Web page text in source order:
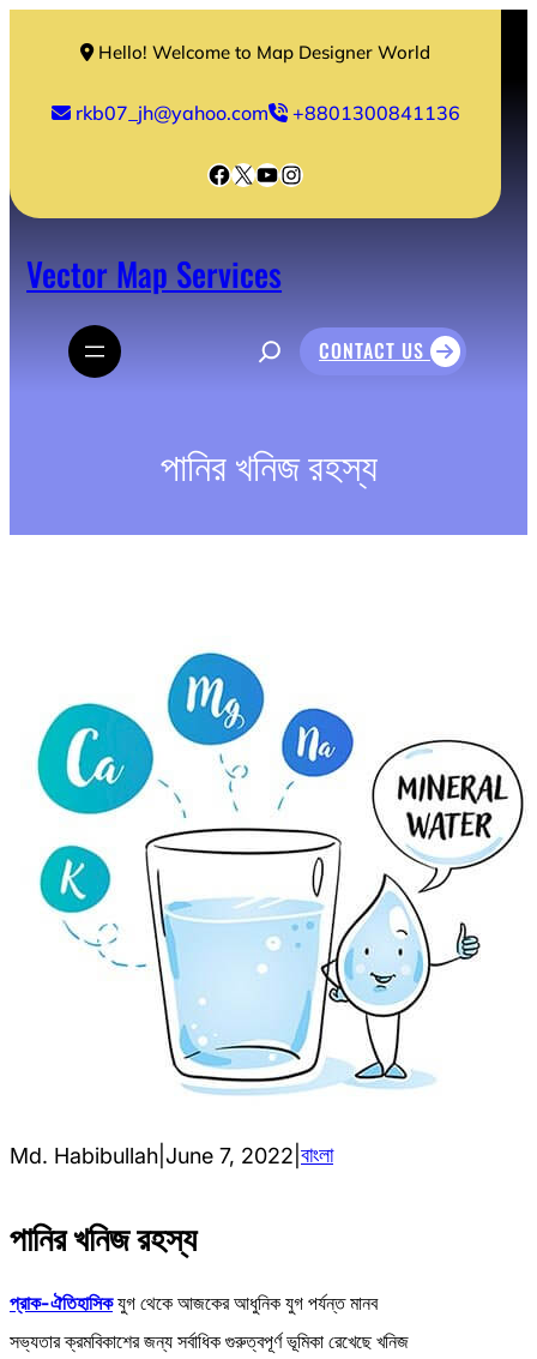
Hello! Welcome to Map Designer World
rkb07_jh@yahoo.com +8801300841136
Facebook
X YouTube
Instagram
Vector Map Services
CONTACT US
পানির খনিজ রহস্য
Md. Habibullah June 7, 2022 বাংলা
পানির খনিজ রহস্য
প্রাক-ঐতিহাসিকযুগ থেকে আজকের আধুনিক যুগ পর্যন্ত মানব
সভ্যতার ক্রমবিকাশের জন্য সর্বাধিক গুরুত্বপূর্ণ ভূমিকা রেখেছে খনিজ